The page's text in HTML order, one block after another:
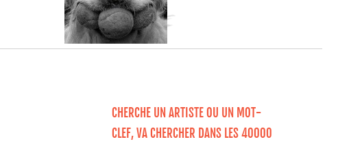
CHERCHE UN ARTISTE OU UN MOT-
CLEF, VA CHERCHER DANS LES 40000